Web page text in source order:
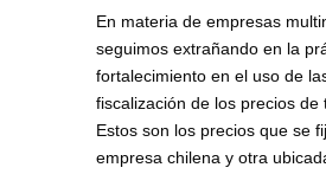
En materia de empresas
seguimos extrañando en la
fortalecimiento en el uso de
fiscalización de los precios de
Estos son los precios que se
empresa chilena y otra